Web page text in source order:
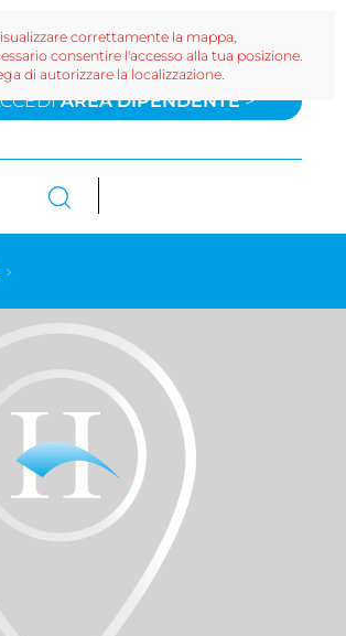
AREA DIPENDENTE>
correttamente la mappa,
consentire l'accesso alla tua posizione.
di autorizzare la localizzazione.